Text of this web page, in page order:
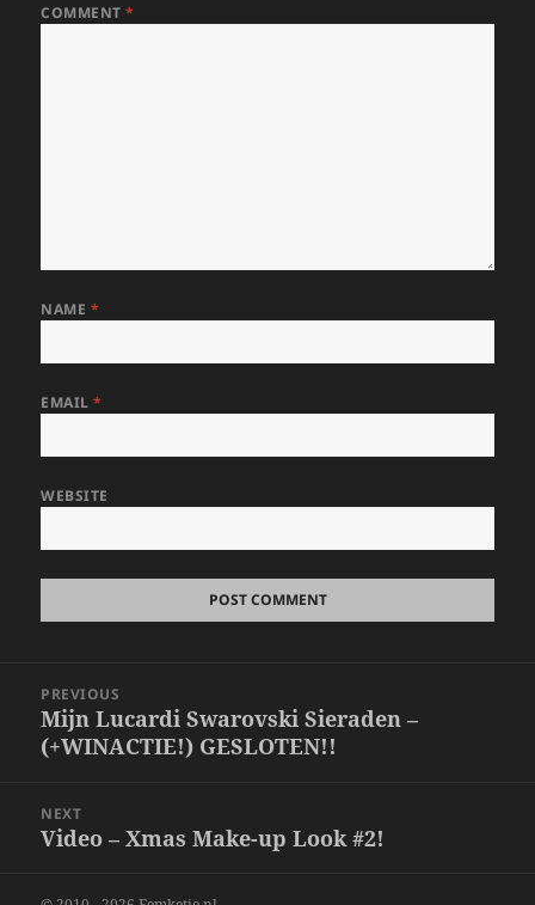
COMMENT*
NAME *
EMAIL*
WEBSITE
navigation
PREVIOUS
Previous
post:
Mijn Lucardi Swarovski Sieraden –
(+WINACTIE!) GESLOTEN!!
NEXT
Next
Video – Xmas Make-up Look #2!